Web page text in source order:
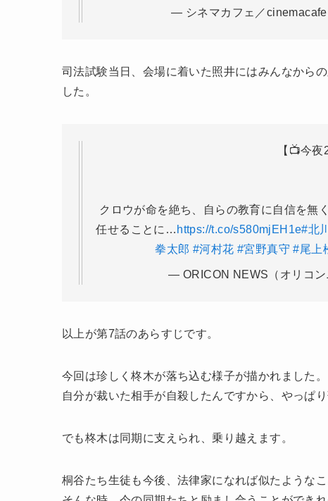
— シネマカフェ／
司法試験当日、会場に着いた照井にはみんなから
した。
【📺今
クロウが命を絶ち、自らの教育に自信を無
任せることに… https://t.co/s580mjEH1e#北
拳太郎 #河村花 #宮野真守 #尾上
— ORICON NEWS（オリコ
以上が第7話のあらすじです。
今回は珍しく柊木が落ち込む様子が描かれました。
自分が裁いた相手が自殺したんですから、やっぱり
でも柊木は同期に支えられ、乗り越えます。
桐谷たち生徒も今後、法律家になれば似たようなこ